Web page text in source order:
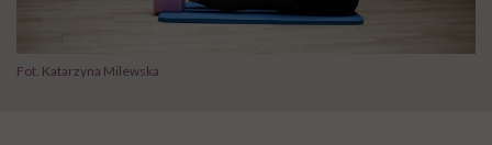
Fot. Katarzyna Milewska